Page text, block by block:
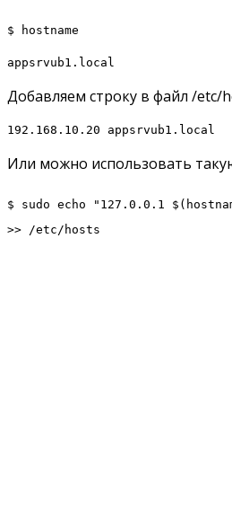
$ hostname
appsrvub1.local
Добавляем строку в файл /etc/
192.168.10.20 appsrvub1.local
Или можно использовать
$ sudo echo "127.0.0.1
>> /etc/hosts